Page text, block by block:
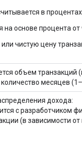
в
основе процента от
чистую цену
объем транзакций
месяцев
дохода:
с разработчиком
(в зависимости